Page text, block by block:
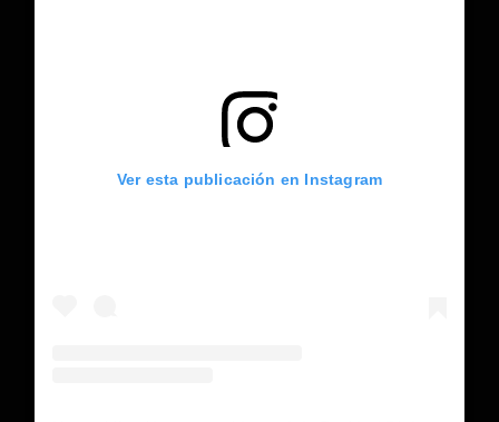
Ver esta publicación en Instagram